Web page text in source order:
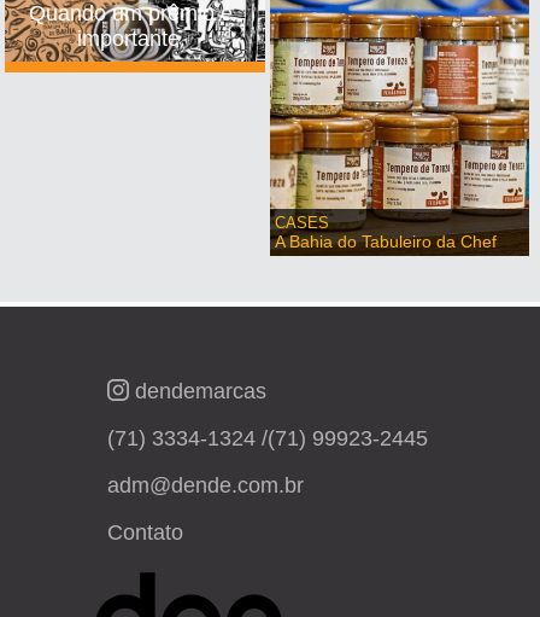
Quando um prêmio é
importante.
CASES
A Bahia do Tabuleiro da Chef
dendemarcas
(71) 3334-1324 /(71) 99923-2445
adm@dende.com.br
Contato